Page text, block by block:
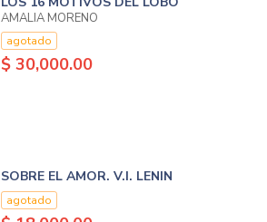
AMALIA MORENO
agotado
$ 30,000.00
SOBRE EL AMOR. V.I. LENIN
agotado